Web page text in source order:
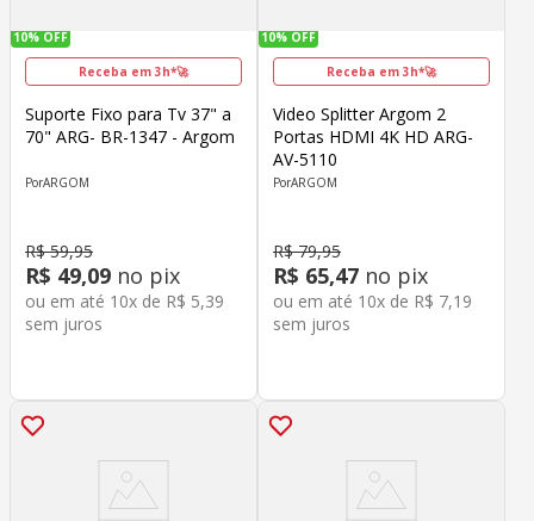
10% OFF
Receba em 3h*🚀
Suporte Fixo para Tv 37" a
70" ARG- BR-1347 - Argom
ARGOM
R$ 59,95
R$ 49,09 no pix
ou em até 10x de R$ 5,39
sem juros
10% OFF
Receba em 3h*🚀
Video Splitter Argom 2
Portas HDMI 4K HD ARG-
AV-5110
ARGOM
R$ 79,95
R$ 65,47 no pix
ou em até 10x de R$ 7,19
sem juros